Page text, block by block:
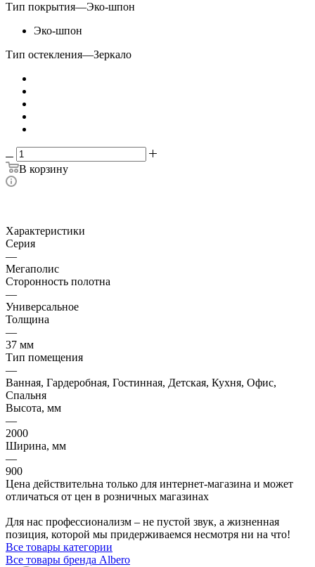
Тип покрытия—Эко-шпон
Эко-шпон
Тип остекления—Зеркало
В корзину
Характеристики
Серия
—
Мегаполис
Сторонность полотна
—
Универсальное
Толщина
—
37 мм
Тип помещения
—
Ванная, Гардеробная, Гостинная, Детская, Кухня, Офис,
Спальня
Высота, мм
—
2000
Ширина, мм
—
900
Цена действительна только для интернет-магазина и может
отличаться от цен в розничных магазинах
Для нас профессионализм – не пустой звук, а жизненная
позиция, которой мы придерживаемся несмотря ни на что!
Все товары категории
Все товары бренда Albero